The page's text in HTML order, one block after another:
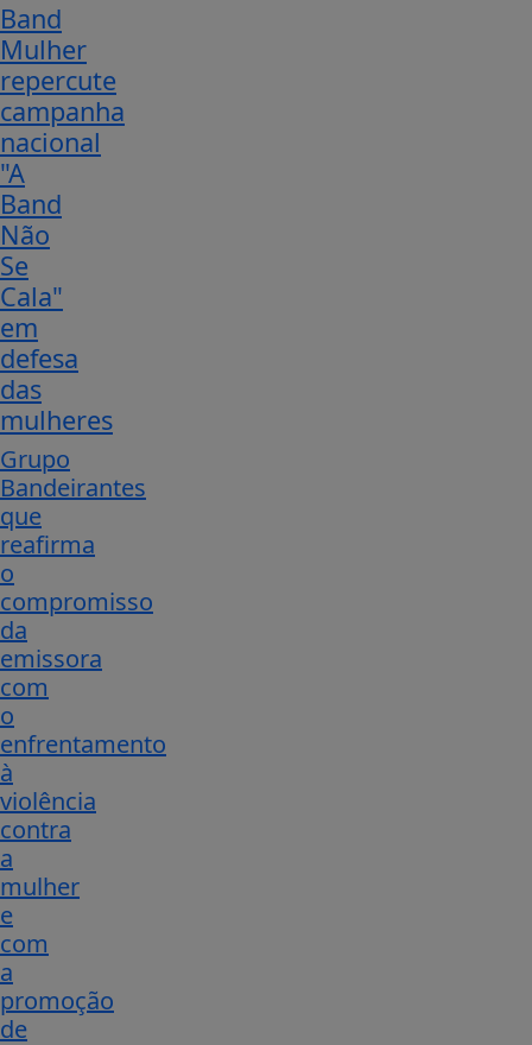
Band
Mulher
repercute
campanha
nacional
"A
Band
Não
Se
Cala"
em
defesa
das
mulheres
Grupo
Bandeirantes
que
reafirma
o
compromisso
da
emissora
com
o
enfrentamento
à
violência
contra
a
mulher
e
com
a
promoção
de